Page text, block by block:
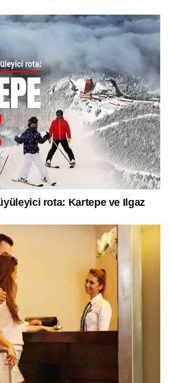
rota: Kartepe ve Ilgaz